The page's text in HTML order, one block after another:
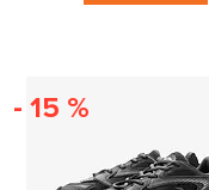
- 15 %